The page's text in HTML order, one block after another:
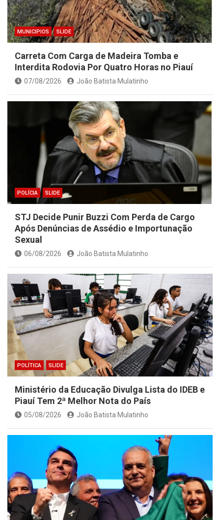
MUNICIPIOS SLIDE
Carreta Com Carga de Madeira Tomba e
Interdita Rodovia Por Quatro Horas no Piauí
07/08/2026 João Batista Mulatinho
POLÍCIA SLIDE
STJ Decide Punir Buzzi Com Perda de Cargo
Após Denúncias de Assédio e Importunação
Sexual
06/08/2026 João Batista Mulatinho
POLÍTICA SLIDE
Ministério da Educação Divulga Lista do IDEB e
Piauí Tem 2ª Melhor Nota do País
05/08/2026 João Batista Mulatinho